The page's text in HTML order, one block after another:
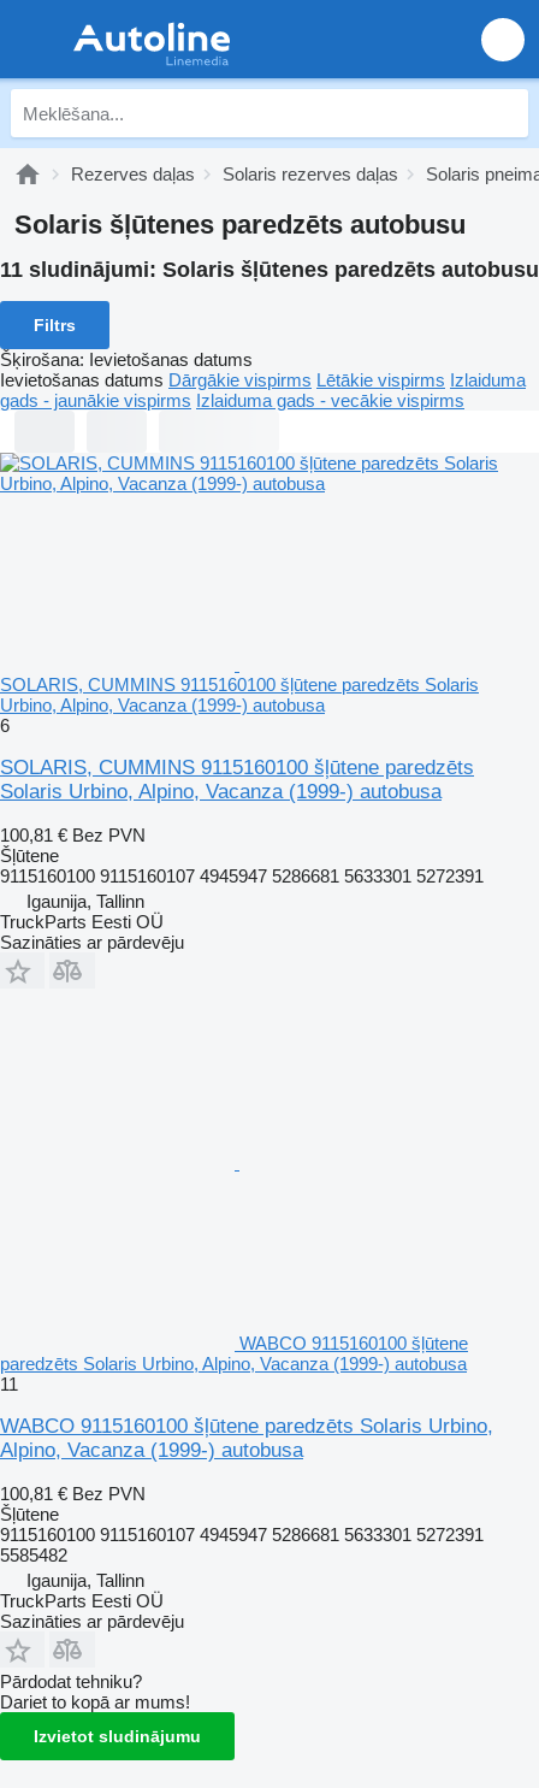
Rezerves daļas Solaris rezerves daļas Solaris
Solaris šļūtenes paredzēts autobusu
11 sludinājumi: Solaris šļūtenes paredzēts autobusu
Filtrs
Šķirošana: Ievietošanas datums
Ievietošanas datums Dārgākie vispirms Lētākie vispirms Izlaiduma
gads - jaunākie vispirms Izlaiduma gads - vecākie vispirms
SOLARIS, CUMMINS 9115160100 šļūtene paredzēts Solaris
Urbino, Alpino, Vacanza (1999-) autobusa
6
SOLARIS, CUMMINS 9115160100 šļūtene paredzēts
Solaris Urbino, Alpino, Vacanza (1999-) autobusa
100,81 € Bez PVN
Šļūtene
9115160100 9115160107 4945947 5286681 5633301 5272391
Igaunija, Tallinn
TruckParts Eesti OÜ
Sazināties ar pārdevēju
WABCO 9115160100 šļūtene
paredzēts Solaris Urbino, Alpino, Vacanza (1999-) autobusa
11
WABCO 9115160100 šļūtene paredzēts Solaris Urbino,
Alpino, Vacanza (1999-) autobusa
100,81 € Bez PVN
Šļūtene
9115160100 9115160107 4945947 5286681 5633301 5272391
5585482
Igaunija, Tallinn
TruckParts Eesti OÜ
Sazināties ar pārdevēju
Pārdodat tehniku?
Dariet to kopā ar mums!
Izvietot sludinājumu